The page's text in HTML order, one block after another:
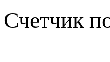
Счетчик